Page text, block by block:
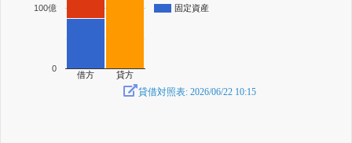
固定資産
借方 貸方
0
100億
貸借対照表: 2026/06/22 10:15